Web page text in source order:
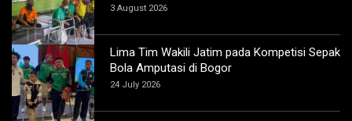
3 August 2026
Lima Tim Wakili Jatim pada Kompetisi Sepak
Bola Amputasi di Bogor
24 July 2026